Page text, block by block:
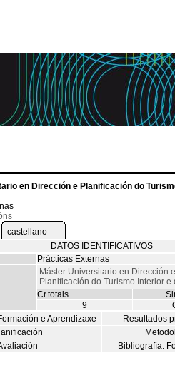
en Dirección e Planificación do
castellano
DATOS IDENTIFICATIVOS
Prácticas Externas
Máster Universitario en Dirección e
Planificación do Turismo Interior e
Cr.totais
9
e Aprendizaxe
Resultados
Bibliografía.